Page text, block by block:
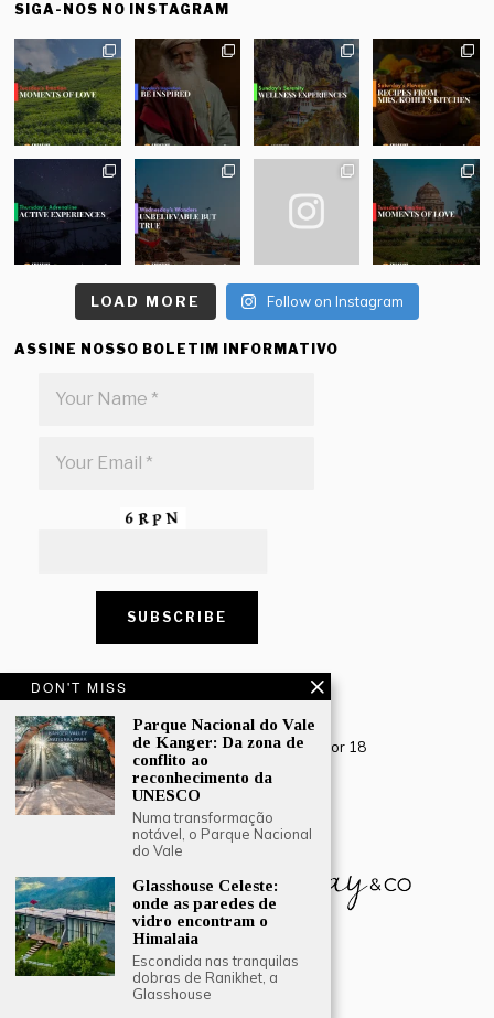
SIGA-NOS NO INSTAGRAM
LOAD MORE Follow on Instagram
ASSINE NOSSO BOLETIM INFORMATIVO
CONTACT US
Creative Travel Pvt. Ltd.
Creative Plaza, 283 Udyog Vihar Phase 2, Sector 18
Gurugram, Haryana – 122016, India
Tel: +91-124 4567777
engage@southasiatraveljournal.com
© 2024 Creative Travel Blogs. Todos os
DON'T MISS
Parque Nacional do Vale
de Kanger: Da zona de
conflito ao
reconhecimento da
UNESCO
Numa transformação
notável, o Parque Nacional
do Vale
Glasshouse Celeste:
onde as paredes de
vidro encontram o
Himalaia
Escondida nas tranquilas
dobras de Ranikhet, a
Glasshouse